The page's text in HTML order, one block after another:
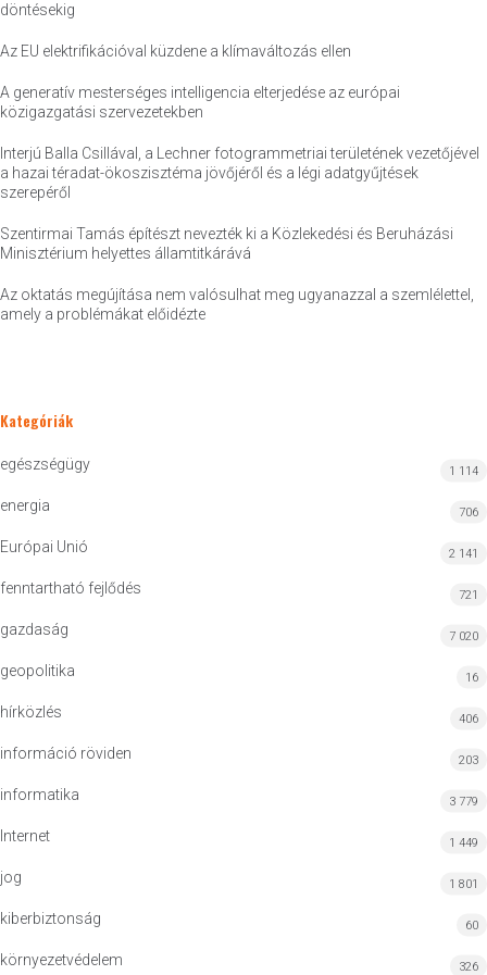
döntésekig
Az EU elektrifikációval küzdene a klímaváltozás ellen
A generatív mesterséges intelligencia elterjedése az európai
közigazgatási szervezetekben
Interjú Balla Csillával, a Lechner fotogrammetriai területének vezetőjével
a hazai téradat-ökoszisztéma jövőjéről és a légi adatgyűjtések
szerepéről
Szentirmai Tamás építészt nevezték ki a Közlekedési és Beruházási
Minisztérium helyettes államtitkárává
Az oktatás megújítása nem valósulhat meg ugyanazzal a szemlélettel,
amely a problémákat előidézte
Kategóriák
egészségügy 1 114
energia 706
Európai Unió 2 141
fenntartható fejlődés 721
gazdaság 7 020
geopolitika 16
hírközlés 406
információ röviden 203
informatika 3 779
Internet 1 449
jog 1 801
kiberbiztonság 60
környezetvédelem 326